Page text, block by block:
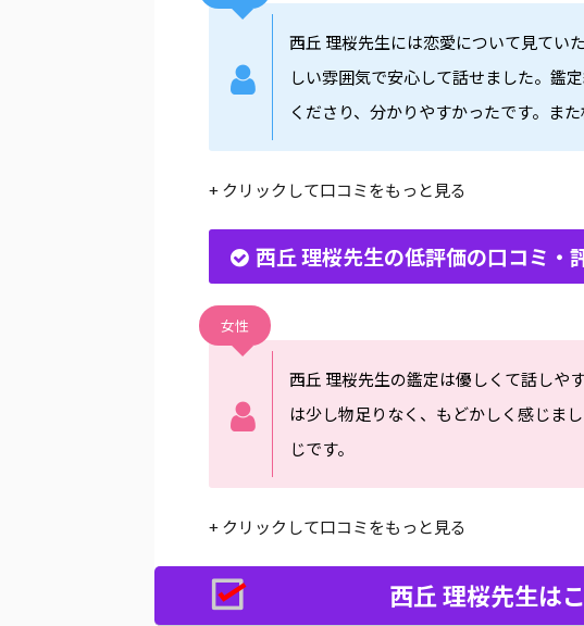
西丘 理桜先生には恋愛について見てい
しい雰囲気で安心して話せました。鑑
くださり、分かりやすかったです。また
+ クリックして口コミをもっと見る
西丘 理桜先生の低評価の口コミ・
女性
西丘 理桜先生の鑑定は優しくて話しや
は少し物足りなく、もどかしく感じま
じです。
+ クリックして口コミをもっと見る
西丘 理桜先生は